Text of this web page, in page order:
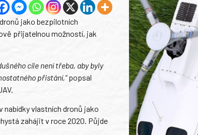
jako bezpilotních
přijatelnou možností, jak
cíle není třeba, aby byly
přistání,“popsal
vlastních dronů jako
zahájit v roce 2020. Půjde